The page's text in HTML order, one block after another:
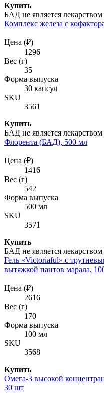
Купить
БАД не является лекарством
Комплекс железа с
Цена (₽)
1296
Вес (г)
35
Форма выпуска
30 капсул
SKU
3561
Купить
БАД не является лекарством
Флорента (БАД), 500 мл
Цена (₽)
1416
Вес (г)
542
Форма выпуска
500 мл
SKU
3571
Купить
БАД не является лекарством
Гель «Victoriaful» с
вытяжкой пантов марала,
Цена (₽)
2616
Вес (г)
170
Форма выпуска
100 мл
SKU
3568
Купить
Омега-3 высокой
30 шт